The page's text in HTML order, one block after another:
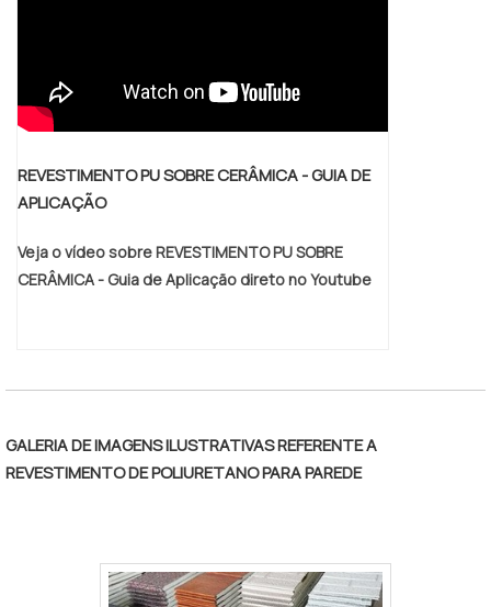
e profissionais com vasta experiência na
área de atuação, garantem a melhor
REVESTIMENTO PU SOBRE CERÂMICA - GUIA DE
APLICAÇÃO
Veja o vídeo sobre REVESTIMENTO PU SOBRE
CERÂMICA - Guia de Aplicação direto no Youtube
GALERIA DE IMAGENS ILUSTRATIVAS REFERENTE A
REVESTIMENTO DE POLIURETANO PARA PAREDE